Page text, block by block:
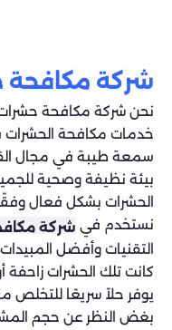
شركة
نحن شركة مكافحة
خدمات مكافحة الحشرات
سمعة طيبة في مجال
بيئة نظيفة وصحية
الحشرات بشكل فعال
نستخدم في شركة
التقنيات وأفضل
كانت تلك الحشرات زاحفة
يوفر حلاً سريعًا للتخلص
بغض النظر عن حجم